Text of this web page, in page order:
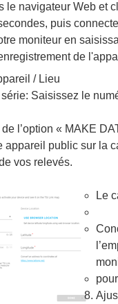
le navigateur Web et
puis
moniteur en
de
/ Lieu
Saisissez le
de l’option « MAKE
appareil public sur la
vos relevés.
Le